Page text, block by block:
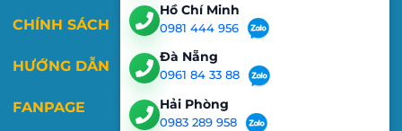
CHÍNH SÁCH
HƯỚNG DẪN
FANPAGE
Hồ Chí Minh
0981 444 956
Đà Nẵng
0961 84 33 88
Hải Phòng
0983 289 958